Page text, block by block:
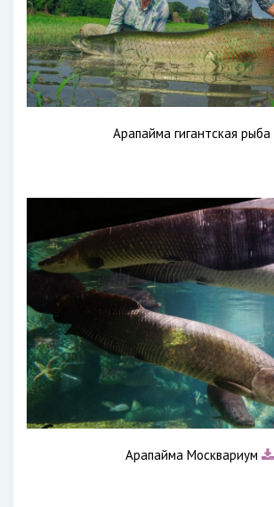
Арапайма гигантская рыба
Арапайма Москвариум